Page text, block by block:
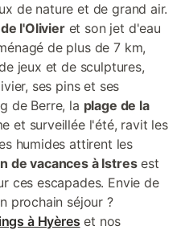
de nature et de grand air.
l'Olivieret son jet d'eau
de plus de 7 km,
jeux et de sculptures,
ses pins et ses
de Berre, la plage de la
et surveillée l'été, ravit les
humides attirent les
de vacances à Istresest
ces escapades. Envie de
prochain séjour ?
à Hyères et nos